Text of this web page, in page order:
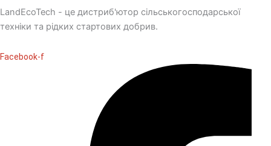
LandEcoTech - це дистриб'ютор сільськогосподарської
техніки та рідких стартових добрив.
Facebook-f